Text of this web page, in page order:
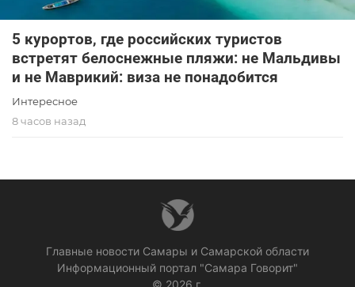
5 курортов, где российских туристов
встретят белоснежные пляжи: не Мальдивы
и не Маврикий: виза не понадобится
Интересное
8 часов назад
Главные новости Самары и Самарской области
Информационный портал "Самара Говорит"
© 2026 г.